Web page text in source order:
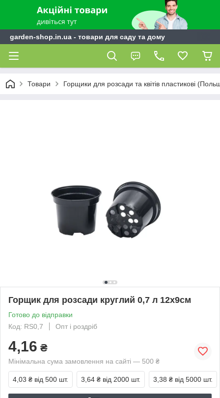
garden-shop.in.ua - товари для саду та дому
Товари Горщики для розсади та квітів пластикові
Горщик для розсади круглий 0,7 л 12х9см
Готово до відправки
Код: RS0,7
Опт і роздріб
4,16 ₴
Мінімальна сума замовлення на сайті — 500 ₴
4,03 ₴ від 500 шт. 3,64 ₴ від 2000 шт. 3,38 ₴ від 5000 шт.